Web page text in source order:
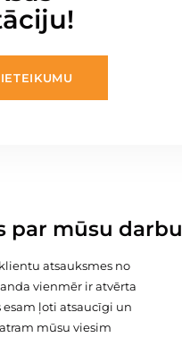
par mūsu darbu
atsauksmes no
vienmēr ir atvērta
ļoti atsaucīgi un
mūsu viesim